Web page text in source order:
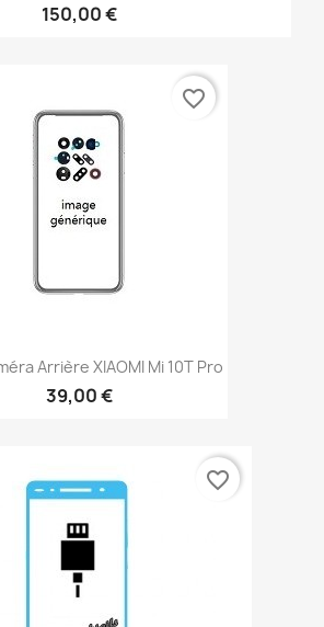
150,00 €
Arrière XIAOMI Mi 10T Pro
39,00 €
favorite_border
favorite_border